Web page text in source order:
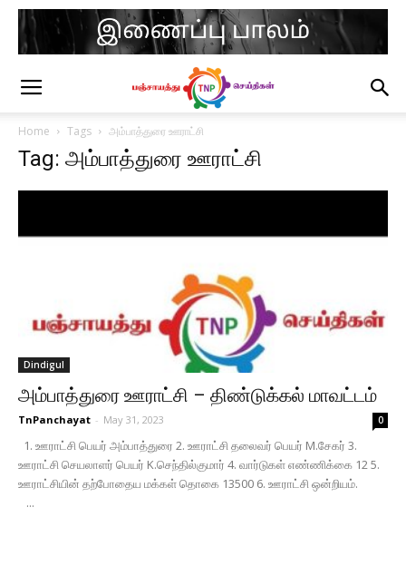
Home Tags அம்பாத்துரை ஊராட்சி
Tag: அம்பாத்துரை ஊராட்சி
Dindigul
அம்பாத்துரை ஊராட்சி – திண்டுக்கல் மாவட்டம்
TnPanchayat - May 31, 2023 0
1. ஊராட்சி பெயர் அம்பாத்துரை 2. ஊராட்சி தலைவர் பெயர் M.சேகர் 3.
ஊராட்சி செயலாளர் பெயர் K.செந்தில்குமார் 4. வார்டுகள் எண்ணிக்கை 12 5.
ஊராட்சியின் தற்போதைய மக்கள் தொகை 13500 6. ஊராட்சி ஒன்றியம்.
...